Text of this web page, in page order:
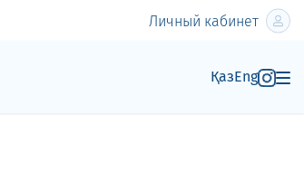
Личный кабинет
ҚазEng